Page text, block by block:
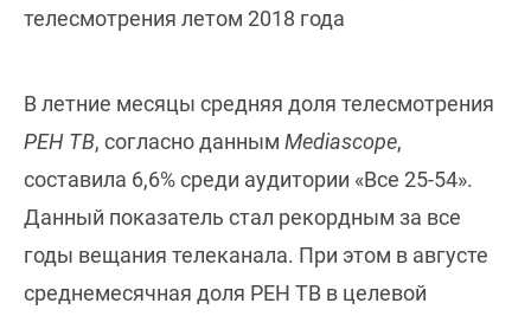
телесмотрения летом 2018 года
В летние месяцы средняя доля телесмотрения
РЕН ТВ, согласно данным Mediascope,
составила 6,6% среди аудитории «Все 25-54».
Данный показатель стал рекордным за все
годы вещания телеканала. При этом в августе
среднемесячная доля РЕН ТВ в целевой